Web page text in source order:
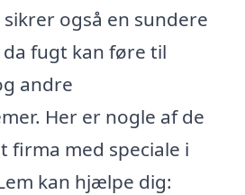
også en sundere
fugt kan føre til
andre
Her er nogle af de
firma med speciale i
kan hjælpe dig: